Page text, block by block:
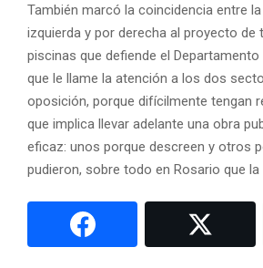
También marcó la coincidencia entre
izquierda y por derecha al proyecto de
piscinas que defiende el Departamento
que le llame la atención a los dos
oposición, porque difícilmente tengan
que implica llevar adelante una obra
eficaz: unos porque descreen y otros
pudieron, sobre todo en Rosario que la